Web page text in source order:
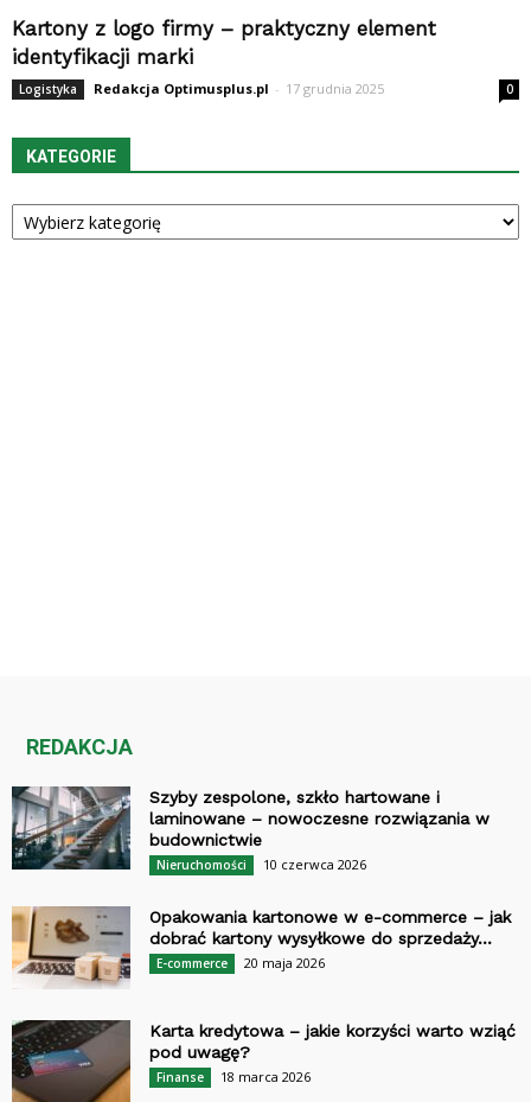
Kartony z logo firmy – praktyczny element
identyfikacji marki
Logistyka Redakcja Optimusplus.pl - 17 grudnia 2025 0
KATEGORIE
Kategorie
REDAKCJA
Szyby zespolone, szkło hartowane i
laminowane – nowoczesne rozwiązania w
budownictwie
Nieruchomości 10 czerwca 2026
Opakowania kartonowe w e-commerce – jak
dobrać kartony wysyłkowe do sprzedaży...
E-commerce 20 maja 2026
Karta kredytowa – jakie korzyści warto wziąć
pod uwagę?
Finanse 18 marca 2026